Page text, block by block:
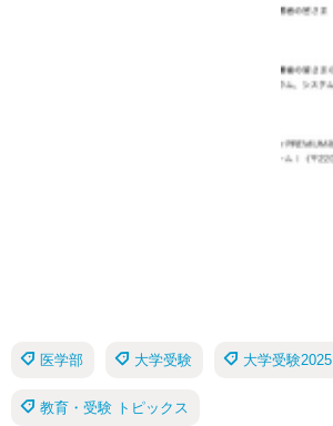
医学部 大学受験 大学受験2025
教育・受験 トピックス